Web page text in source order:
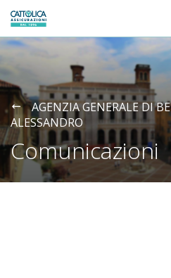
Generali logo
AGENZIA GENERALE DI
ALESSANDRO
Comunicazioni